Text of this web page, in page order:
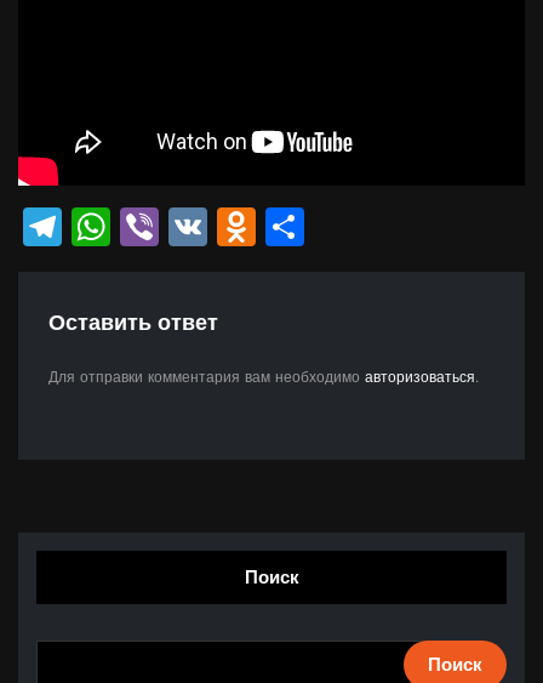
Telegram
WhatsApp
Viber
VK Odnoklassniki
Оставить ответ
Для отправки комментария вам необходимо авторизоваться.
Поиск
Поиск